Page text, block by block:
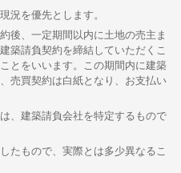
況を優先とします。
後、一定期間以内に土地の売主ま
築請負契約を締結していただくこ
とをいいます。この期間内に建築
売買契約は白紙となり、お支払い
、建築請負会社を特定するもので
たもので、実際とは多少異なるこ